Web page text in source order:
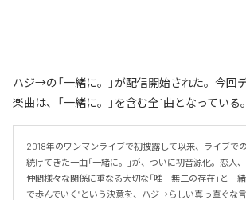
ハジ→の「一緒に。」が配信開始された。今回
楽曲は、「一緒に。」を含む全1曲となっている。
2018年のワンマンライブで初披露して以来、ライブで
続けてきた一曲「一緒に。」が、ついに初音源化。恋人
仲間――様々な関係に重なる大切な「唯一無二の存在」と一
で歩んでいく”という決意を、ハジ→らしい真っ直ぐな